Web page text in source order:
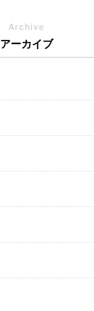
Archive
アーカイブ